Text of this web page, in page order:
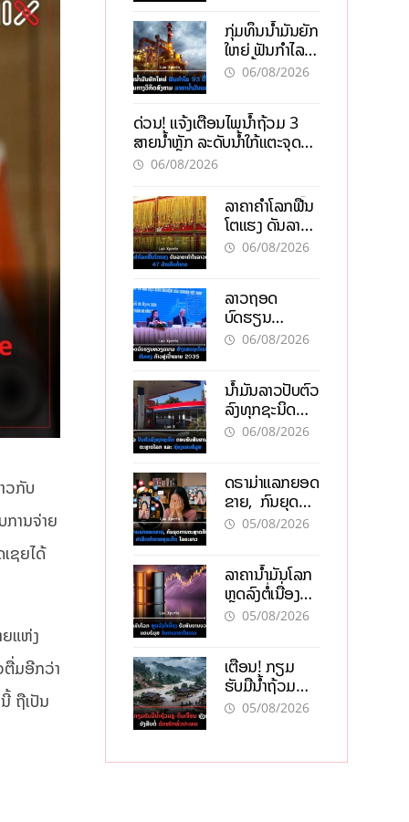
ວກັບ
ານຈ່າຍ
ຊຍໄດ້​
ແຫ່ງ
ຕື່ມອີກວ່າ
ຖືເປັນ
ລະບາດທົ່ວ
ປະເທດ
ກຸ່ມທຶນນ້ຳມັນຍັກ
ໃຫຍ່ ຟັນກຳໄລ
93 ຕື້ໂດລາ
ນໍ້າມັນແພງ
06/08/2026
ດ່ວນ! ແຈ້ງເຕືອນໄພນໍ້າຖ້ວມ 3
ສາຍນໍ້າຫຼັກ ລະດັບນໍ້າໃກ້ແຕະຈຸດ
ອັນຕະລາຍ
06/08/2026
ລາຄາຄຳໂລກຟື້ນ
ໂຕແຮງ ດັນລາຄາ
ຄຳໃນລາວທະລຸ
06/08/2026
ລາວຖອດ
ບົດຮຽນ
ຫວຽດນາມ ສ້າງ
ເປົ້າໝາຍ 2035
06/08/2026
ນໍ້າມັນລາວປັບຕົວ
ລົງທຸກຊະນິດ
ຕອບຮັບສັນຍານ
ແຄບຮໍມູສ
06/08/2026
ດຣາມ່າແລກຍອດ
ຂາຍ, ກົນຍຸດ
ການຕະຫຼາດສີ
ໄລຍະຍາວ
05/08/2026
ລາຄານ້ຳມັນໂລກ
ຫຼຸດລົງຕໍ່ເນື່ອງ
ຮັບສັນຍານບວກ
ລາວ
05/08/2026
ເຕືອນ! ກຽມ
ຮັບມືນໍ້າຖ້ວມ
ກະທັນຫັນ-ດິນ
ໜັກທົ່ວປະເທດ
05/08/2026